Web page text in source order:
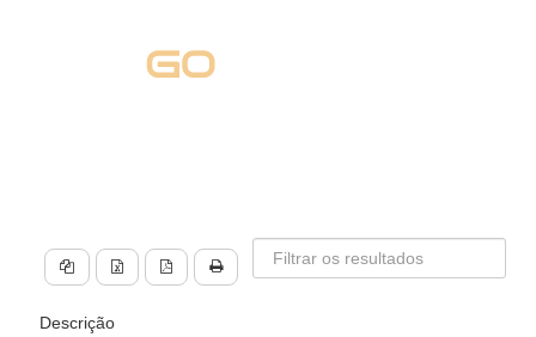
Descrição